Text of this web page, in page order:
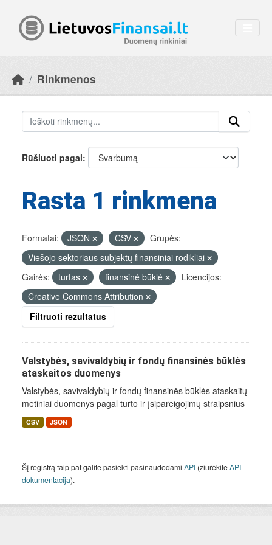
Rinkmenos
Rūšiuoti pagal
Rasta 1 rinkmena
Formatai: JSON CSV
Grupės:
Viešojo sektoriaus subjektų finansiniai rodikliai
Gairės:
turtas finansinė būklė
Licencijos:
Creative Commons Attribution
Filtruoti rezultatus
Valstybės, savivaldybių ir fondų finansinės būklės
ataskaitos duomenys
Valstybės, savivaldybių ir fondų finansinės būklės ataskaitų
metiniai duomenys pagal turto ir įsipareigojimų straipsnius
CSV JSON
Šį registrą taip pat galite pasiekti pasinaudodami API (žiūrėkiteAPI
dokumentacija).